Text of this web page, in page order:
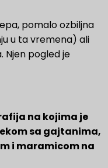
pomalo ozbiljna
u ta vremena) ali
Njen pogled je
na kojima je
sa gajtanima,
i maramicom na